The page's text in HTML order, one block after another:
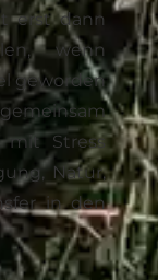
erst dann
wenn
geworden
mit Stress
Natur,
in den